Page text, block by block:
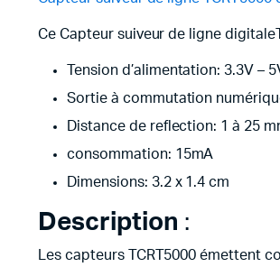
Ce Capteur suiveur de ligne
Tension d’alimentation: 3.3V –
Sortie à commutation
Distance de reflection: 1 à 25
consommation: 15mA
Dimensions: 3.2 x 1.4 cm
Description :
Les capteurs TCRT5000 émettent